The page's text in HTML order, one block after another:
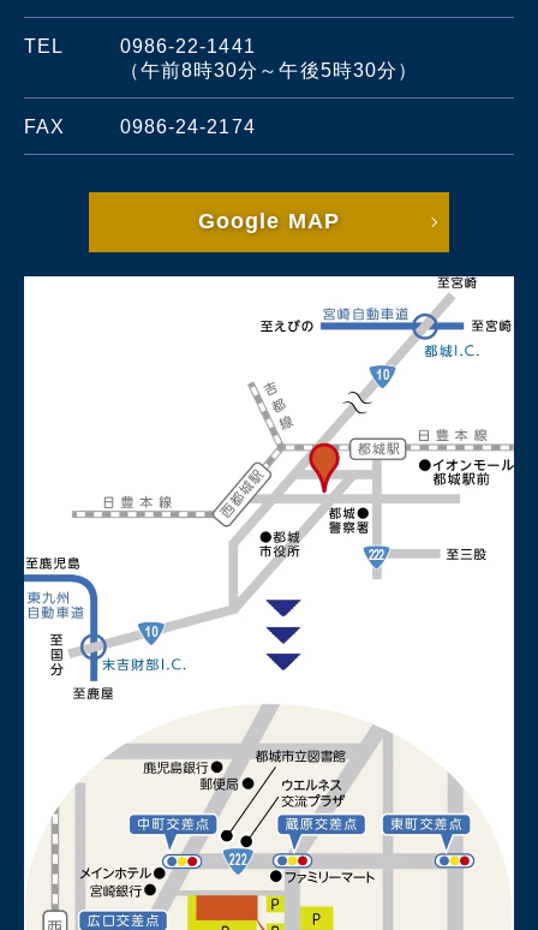
TEL
0986-22-1441
（午前8時30分～午後5時30分）
FAX 0986-24-2174
Google MAP